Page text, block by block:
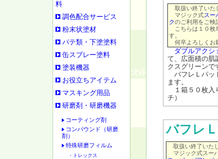
取扱い終了いた
マジック式スー
クのご利用をご検
こちらは１０枚
す。
何卒よろしくお
ダブルアクシ
て、広面積の肌
クスグリーンで
バフレＬパッ
ます。
１箱５０枚入
チ）
バフレ
取扱い終了いた
マジック式スー
料
調色配合サービス
粉末状塗材
パテ類・下塗塗料
缶スプレー塗料
塗装機器
お役立ちアイテム
マスキング用品
研磨剤・研磨機器
コーティング剤
コンパウンド（研磨
剤）
特殊研磨フィルム
・トレックス